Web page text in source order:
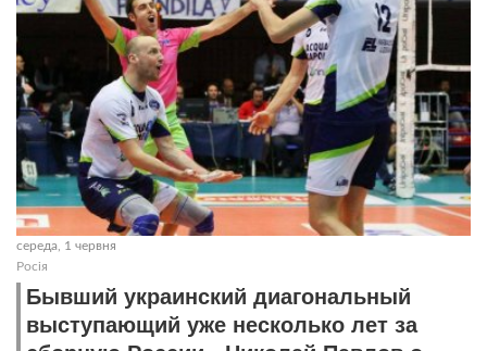
середа, 1 червня
Росія
Бывший украинский диагональный
выступающий уже несколько лет за